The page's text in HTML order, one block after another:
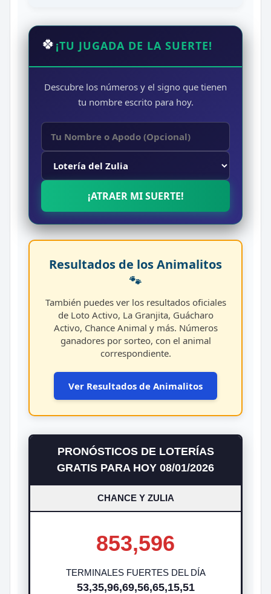
🍀 ¡TU JUGADA DE LA SUERTE!
Descubre los números y el signo que tienen
tu nombre escrito para hoy.
¡ATRAER MI SUERTE!
Resultados de los Animalitos
🐾
También puedes ver los resultados oficiales
de Loto Activo, La Granjita, Guácharo
Activo, Chance Animal y más. Números
ganadores por sorteo, con el animal
correspondiente.
Ver Resultados de Animalitos
PRONÓSTICOS DE LOTERÍAS
GRATIS PARA HOY 08/01/2026
CHANCE Y ZULIA
853,596
TERMINALES FUERTES DEL DÍA
53,35,96,69,56,65,15,51